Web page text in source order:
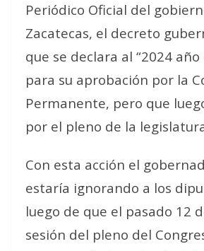
Periódico Oficial del
Zacatecas, el decreto
que se declara al “2024 año
para su aprobación por la
Permanente, pero que
por el pleno de la
Con esta acción el
estaría ignorando a los
luego de que el pasado 12
sesión del pleno del